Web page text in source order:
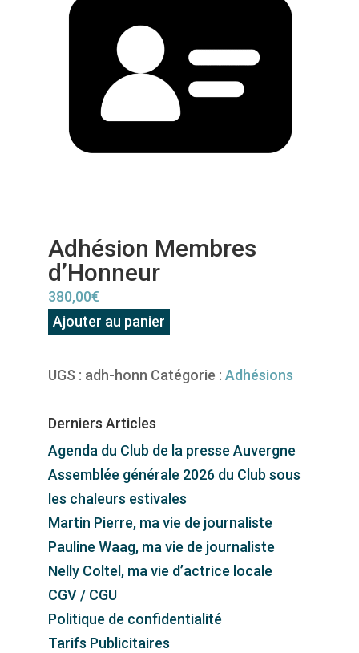
Adhésion Membres
d’Honneur
380,00€
quantité
Adhésion
d'Honneur
Ajouter au panier
UGS : adh-honn Catégorie : Adhésions
Derniers Articles
Agenda du Club de la presse Auvergne
Assemblée générale 2026 du Club sous
les chaleurs estivales
Martin Pierre, ma vie de journaliste
Pauline Waag, ma vie de journaliste
Nelly Coltel, ma vie d’actrice locale
CGV / CGU
Politique de confidentialité
Tarifs Publicitaires